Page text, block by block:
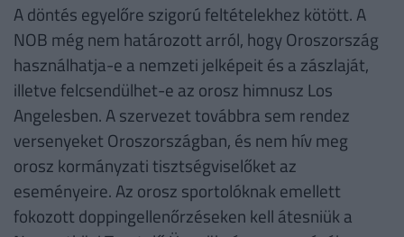
A döntés egyelőre szigorú feltételekhez kötött. A
NOB még nem határozott arról, hogy Oroszország
használhatja-e a nemzeti jelképeit és a zászlaját,
illetve felcsendülhet-e az orosz himnusz Los
Angelesben. A szervezet továbbra sem rendez
versenyeket Oroszországban, és nem hív meg
orosz kormányzati tisztségviselőket az
eseményeire. Az orosz sportolóknak emellett
fokozott doppingellenőrzéseken kell átesniük a